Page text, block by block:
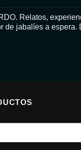
Relatos,
de jabalíes a espera.